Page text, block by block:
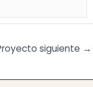
siguiente →